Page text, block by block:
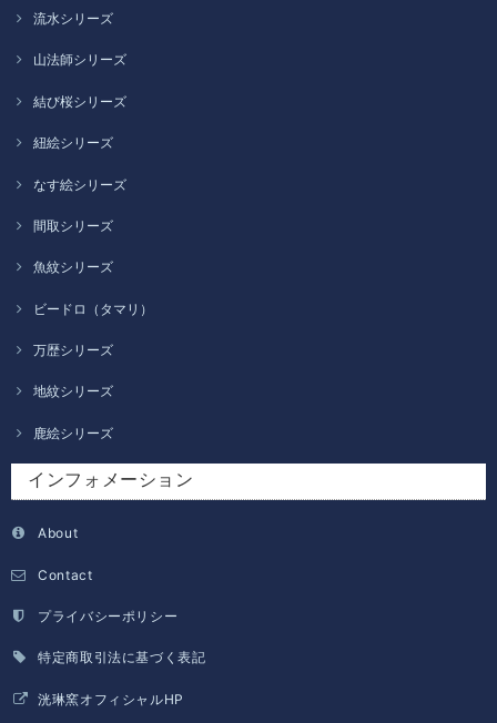
流水シリーズ
山法師シリーズ
結び桜シリーズ
紐絵シリーズ
なす絵シリーズ
間取シリーズ
魚紋シリーズ
ビードロ（タマリ）
万歴シリーズ
地紋シリーズ
鹿絵シリーズ
インフォメーション
About
Contact
プライバシーポリシー
特定商取引法に基づく表記
洸琳窯オフィシャルHP